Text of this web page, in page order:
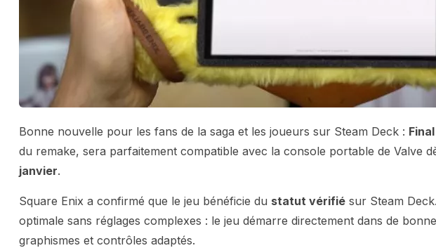
Bonne nouvelle pour les fans de la saga et les joueurs sur Steam Deck :
du remake, sera parfaitement compatible avec la console portable de Valve
janvier.
Square Enix a confirmé que le jeu bénéficie du statut vérifié sur Steam
optimale sans réglages complexes : le jeu démarre directement dans de
graphismes et contrôles adaptés.